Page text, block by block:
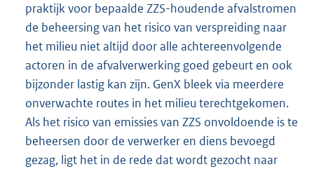
praktijk voor bepaalde ZZS-houdende afvalstromen
de beheersing van het risico van verspreiding naar
het milieu niet altijd door alle achtereenvolgende
actoren in de afvalverwerking goed gebeurt en ook
bijzonder lastig kan zijn. GenX bleek via meerdere
onverwachte routes in het milieu terechtgekomen.
Als het risico van emissies van ZZS onvoldoende is te
beheersen door de verwerker en diens bevoegd
gezag, ligt het in de rede dat wordt gezocht naar